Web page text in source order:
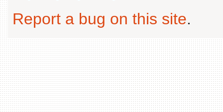
Report a bug on this site.